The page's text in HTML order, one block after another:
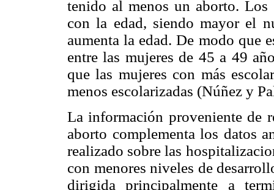
tenido al menos un aborto. Los
con la edad, siendo mayor el
aumenta la edad. De modo que
entre las mujeres de 45 a 49
que las mujeres con más
menos escolarizadas (Núñez y
La información proveniente de
aborto complementa los datos
realizado sobre las
con menores niveles de
dirigida principalmente a